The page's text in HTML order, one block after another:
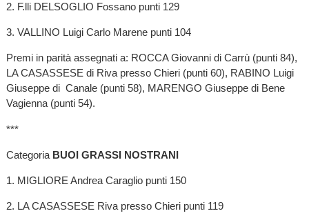
2. F.lli DELSOGLIO Fossano punti 129
3. VALLINO Luigi Carlo Marene punti 104
Premi in parità assegnati a: ROCCA Giovanni di Carrù (punti 84),
LA CASASSESE di Riva presso Chieri (punti 60), RABINO Luigi
Giuseppe di Canale (punti 58), MARENGO Giuseppe di Bene
Vagienna (punti 54).
***
Categoria BUOI GRASSI NOSTRANI
1. MIGLIORE Andrea Caraglio punti 150
2. LA CASASSESE Riva presso Chieri punti 119